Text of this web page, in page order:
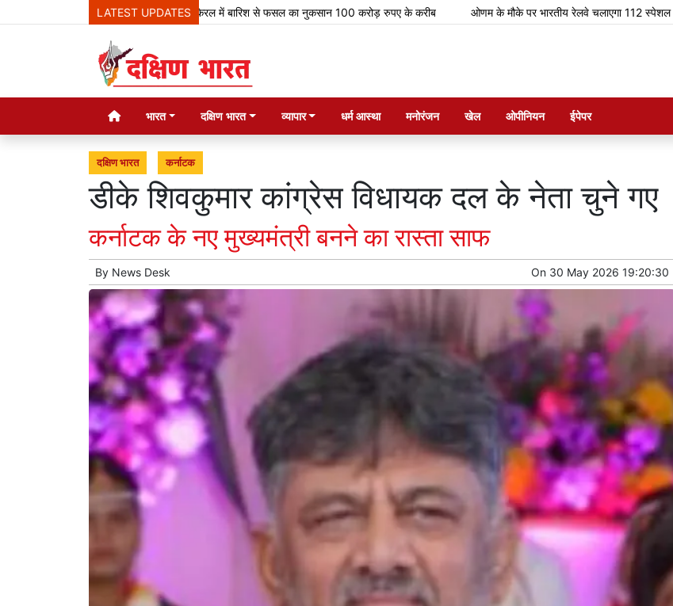
LATEST UPDATESकेरल में बारिश से फसल का नुकसान 100 करोड़ रुपए के करीब ओणम के मौके पर भारतीय रेलवे चलाएगा 112 स्पेशल ट्रेनें
भारत दक्षिण भारत व्यापार धर्म आस्था मनोरंजन खेल ओपीनियन ईपेपर
दक्षिण भारत कर्नाटक
डीके शिवकुमार कांग्रेस विधायक दल के नेता चुने गए
कर्नाटक के नए मुख्यमंत्री बनने का रास्ता साफ
By News Desk On 30 May 2026 19:20:30